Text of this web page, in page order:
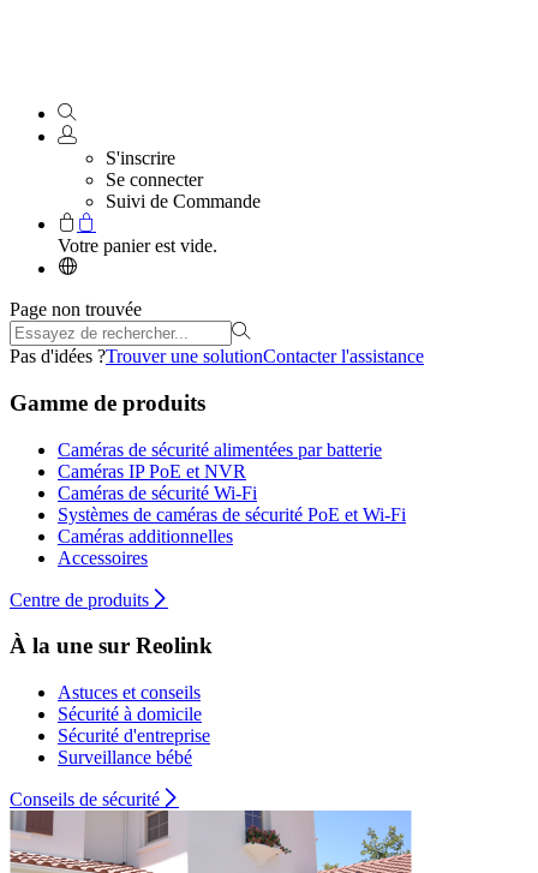
S'inscrire
Se connecter
Suivi de Commande
Votre panier est vide.
Page non trouvée
Pas d'idées ?Trouver une solutionContacter l'assistance
Gamme de produits
Caméras de sécurité alimentées par batterie
Caméras IP PoE et NVR
Caméras de sécurité Wi-Fi
Systèmes de caméras de sécurité PoE et Wi-Fi
Caméras additionnelles
Accessoires
Centre de produits
À la une sur Reolink
Astuces et conseils
Sécurité à domicile
Sécurité d'entreprise
Surveillance bébé
Conseils de sécurité